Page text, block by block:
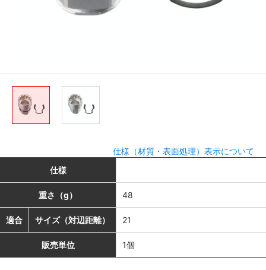
仕様（材質・表面処理）表示について
仕様
重さ（g） 48
適合 サイズ（対辺距離） 21
販売単位 1個